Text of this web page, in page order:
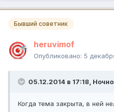
Бывший советник
heruvimof
Опубликовано: 5
05.12.2014 в 17:18,
Когда тема закрыта, в ней